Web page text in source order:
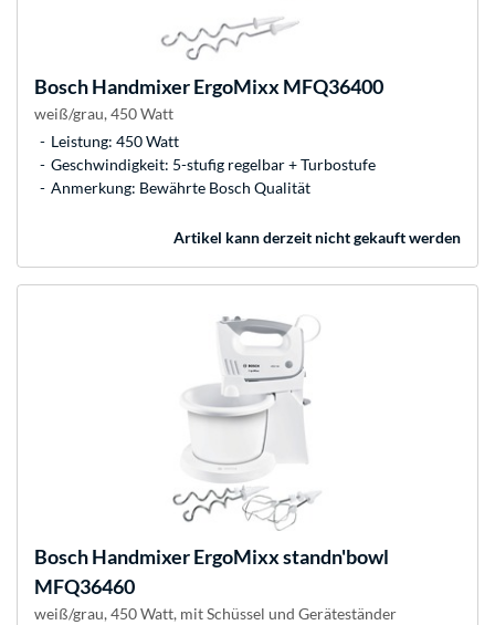
BoschHandmixer ErgoMixx MFQ36400
weiß/grau, 450 Watt
Leistung: 450 Watt
Geschwindigkeit: 5-stufig regelbar + Turbostufe
Anmerkung: Bewährte Bosch Qualität
Artikel kann derzeit nicht gekauft werden
BoschHandmixer ErgoMixx standn'bowl
MFQ36460
weiß/grau, 450 Watt, mit Schüssel und Geräteständer